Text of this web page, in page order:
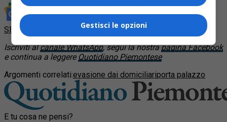
Rimani aggiornato seguendoci su Google News!
SEGUICI
Iscriviti alcanale WhatsApp, segui la nostrapagina Facebook
e continua a leggere Quotidiano Piemontese
Argomenti correlati:evasione dai domiciliariporta palazzo
E tu cosa ne pensi?
Gestisci le opzioni